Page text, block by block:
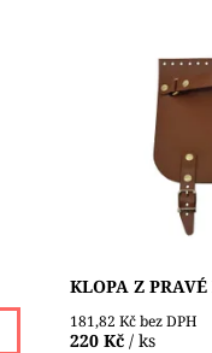
Velmi hezky
háčkované nebo
nejkvalitnější
bezchromovou
certifikátem....
KLOPA Z
181,82 Kč bez DPH
220 Kč / ks